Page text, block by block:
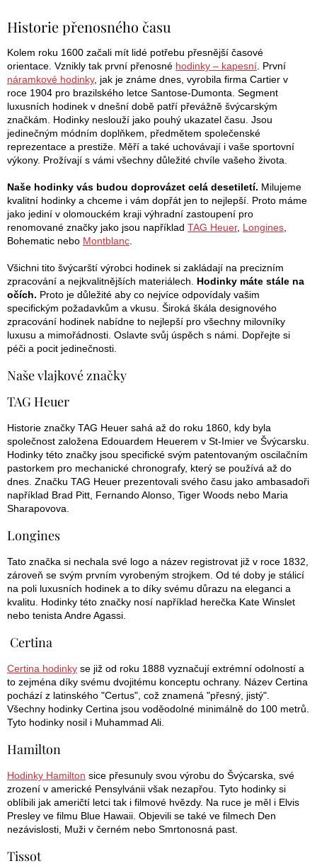
a
c
í
p
r
v
k
y
v
ý
p
s
u
n
k
o
v
á
n
í
Historie přenosného času
Kolem roku 1600 začali mít lidé potřebu přesnější časové
orientace. Vznikly tak první přenosné hodinky – kapesní . První
náramkové hodinky, jak je známe dnes, vyrobila firma Cartier v
roce 1904 pro brazilského letce Santose-Dumonta. Segment
luxusních hodinek v dnešní době patří převážně švýcarským
značkám. Hodinky neslouží jako pouhý ukazatel času. Jsou
jedinečným módním doplňkem, předmětem společenské
reprezentace a prestiže. Měří a také uchovávají i vaše sportovní
výkony. Prožívají s vámi všechny důležité chvíle vašeho života.
Naše hodinky vás budou doprovázet celá desetiletí. Milujeme
kvalitní hodinky a chceme i vám dopřát jen to nejlepší. Proto máme
jako jediní v olomouckém kraji výhradní zastoupení pro
renomované značky jako jsou například TAG Heuer, Longines
Bohematic nebo Montblanc
Všichni tito švýcarští výrobci hodinek si zakládají na precizním
zpracování a nejkvalitnějších materiálech. Hodinky máte stále na
očích. Proto je důležité aby co nejvíce odpovídaly vašim
specifickým požadavkům a vkusu. Široká škála designového
zpracování hodinek nabídne to nejlepší pro všechny milovníky
luxusu a mimořádnosti. Oslavte svůj úspěch s námi. Dopřejte si
péči a pocit jedinečnosti.
Naše vlajkové značky
TAG Heuer
Historie značky TAG Heuer sahá až do roku 1860, kdy byla
společnost založena Edouardem Heuerem v St-Imier ve Švýcarsku.
Hodinky této značky jsou specifické svým patentovaným oscilačním
pastorkem pro mechanické chronografy, který se používá až do
dnes. Značku TAG Heuer prezentovali svého času jako ambasadoři
například Brad Pitt, Fernando Alonso, Tiger Woods nebo Maria
Sharapovova.
Longines
Tato značka si nechala své logo a název registrovat již v roce 1832,
zároveň se svým prvním vyrobeným strojkem. Od té doby je stálicí
na poli luxusních hodinek a to díky svému důrazu na eleganci a
kvalitu. Hodinky této značky nosí například herečka Kate Winslet
nebo tenista Andre Agassi.
Certina
Certina hodinky se již od roku 1888 vyznačují extrémní odolností a
to zejména díky svému dvojitému konceptu ochrany. Název Certina
pochází z latinského "Certus", což znamená "přesný, jistý".
Všechny hodinky Certina jsou voděodolné minimálně do 100 metrů.
Tyto hodinky nosil i Muhammad Ali.
Hamilton
Hodinky Hamilton sice přesunuly svou výrobu do Švýcarska, své
zrození v americké Pensylvánii však nezapřou. Tyto hodinky si
oblíbili jak američtí letci tak i filmové hvězdy. Na ruce je měl i Elvis
Presley ve filmu Blue Hawaii. Objevili se také ve filmech Den
nezávislosti, Muži v černém nebo Smrtonosná past.
Tissot